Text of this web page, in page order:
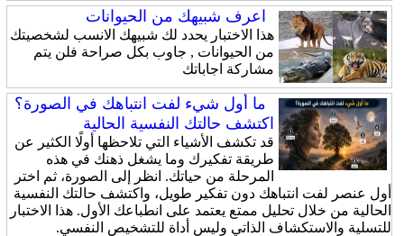
اعرف شبيهك من الحيوانات
هذا الاختبار يحدد لك شبيهك الانسب لشخصيتك
من الحيوانات , جاوب بكل صراحة فلن يتم
مشاركة اجاباتك
ما أول شيء لفت انتباهك في الصورة؟
اكتشف حالتك النفسية الحالية
قد تكشف الأشياء التي تلاحظها أولًا الكثير عن
طريقة تفكيرك وما يشغل ذهنك في هذه
المرحلة من حياتك. انظر إلى الصورة، ثم اختر
أول عنصر لفت انتباهك دون تفكير طويل، واكتشف حالتك النفسية
الحالية من خلال تحليل ممتع يعتمد على انطباعك الأول. هذا الاختبار
للتسلية والاستكشاف الذاتي وليس أداة للتشخيص النفسي.